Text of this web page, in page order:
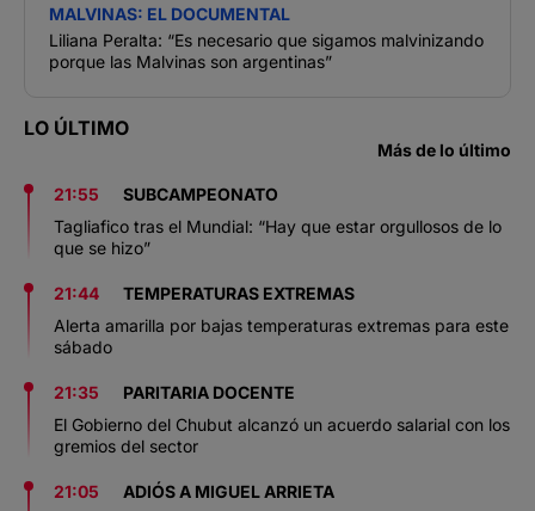
MALVINAS: EL DOCUMENTAL
Liliana Peralta: “Es necesario que sigamos malvinizando
porque las Malvinas son argentinas”
LO ÚLTIMO
Más de lo último
21:55
SUBCAMPEONATO
Tagliafico tras el Mundial: “Hay que estar orgullosos de lo
que se hizo”
21:44
TEMPERATURAS EXTREMAS
Alerta amarilla por bajas temperaturas extremas para este
sábado
21:35
PARITARIA DOCENTE
El Gobierno del Chubut alcanzó un acuerdo salarial con los
gremios del sector
21:05
ADIÓS A MIGUEL ARRIETA